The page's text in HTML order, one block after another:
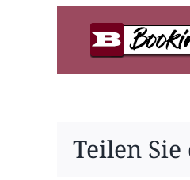
Teilen